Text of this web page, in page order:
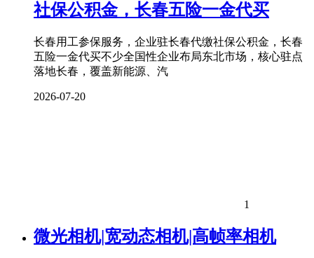
社保公积金，长春五险一金代买
长春用工参保服务，企业驻长春代缴社保公积金，长春
五险一金代买不少全国性企业布局东北市场，核心驻点
落地长春，覆盖新能源、汽
2026-07-20
1
微光相机|宽动态相机|高帧率相机